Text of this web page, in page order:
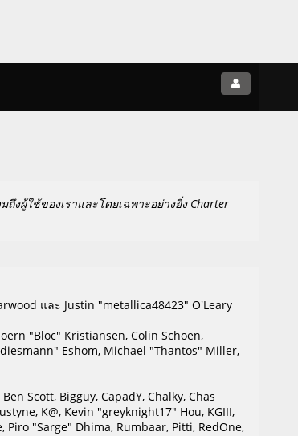
งผู้ใช้ของเราและโดยเฉพาะอย่างยิ่ง Charter
และ Justin "metallica48423" O'Leary
"Bloc" Kristiansen, Colin Schoen,
Eshom, Michael "Thantos" Miller,
Scott, Bigguy, CapadY, Chalky, Chas
K@, Kevin "greyknight17" Hou, KGIII,
"Sarge" Dhima, Rumbaar, Pitti, RedOne,